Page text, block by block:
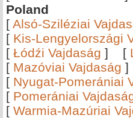
Poland
[ Alsó-Sziléziai
[ Kis-Lengyelországi
[ Łódźi Vajdaság ] [
[ Mazóviai Vajdaság ]
[ Nyugat-Pomerániai
[ Pomerániai
[ Warmia-Mazúriai